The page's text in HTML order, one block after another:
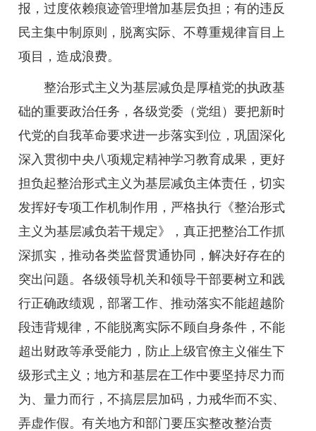
报，过度依赖痕迹管理增加基层负担；有的违反
民主集中制原则，脱离实际、不尊重规律盲目上
项目，造成浪费。
整治形式主义为基层减负是厚植党的执政基
础的重要政治任务，各级党委（党组）要把新时
代党的自我革命要求进一步落实到位，巩固深化
深入贯彻中央八项规定精神学习教育成果，更好
担负起整治形式主义为基层减负主体责任，切实
发挥好专项工作机制作用，严格执行《整治形式
主义为基层减负若干规定》，真正把整治工作抓
深抓实，推动各类监督贯通协同，解决好存在的
突出问题。各级领导机关和领导干部要树立和践
行正确政绩观，部署工作、推动落实不能超越阶
段违背规律，不能脱离实际不顾自身条件，不能
超出财政等承受能力，防止上级官僚主义催生下
级形式主义；地方和基层在工作中要坚持尽力而
为、量力而行，不搞层层加码，力戒华而不实、
弄虚作假。有关地方和部门要压实整改整治责